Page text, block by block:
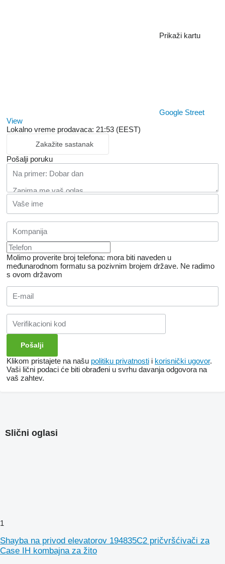
Prikaži kartu
Google Street
View
Lokalno vreme prodavaca: 21:53 (EEST)
Zakažite sastanak
Pošalji poruku
Molimo proverite broj telefona: mora biti naveden u
međunarodnom formatu sa pozivnim brojem države. Ne radimo
s ovom državom
Klikom pristajete na našu politiku privatnosti i korisnički ugovor.
Vaši lični podaci će biti obrađeni u svrhu davanja odgovora na
vaš zahtev.
Slični oglasi
1
Shayba na privod elevatorov 194835C2 pričvršćivači za
Case IH kombajna za žito